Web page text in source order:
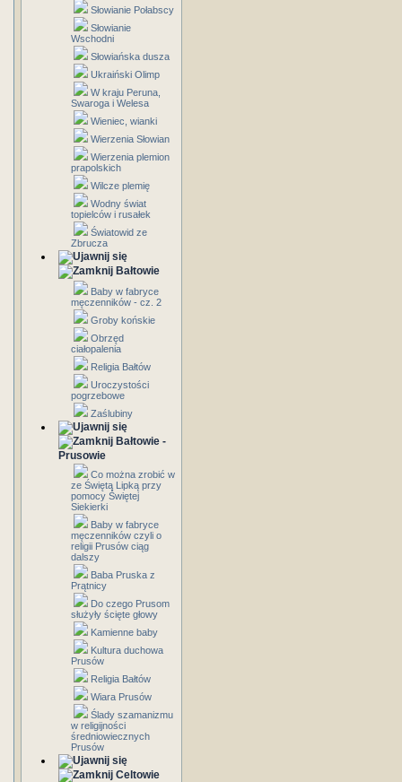
Słowianie Połabscy
Słowianie
Wschodni
Słowiańska dusza
Ukraiński Olimp
W kraju Peruna,
Swaroga i Welesa
Wieniec, wianki
Wierzenia Słowian
Wierzenia plemion
prapolskich
Wilcze plemię
Wodny świat
topielców i rusałek
Światowid ze
Zbrucza
Bałtowie
Baby w fabryce
męczenników - cz. 2
Groby końskie
Obrzęd
ciałopalenia
Religia Bałtów
Uroczystości
pogrzebowe
Zaślubiny
Bałtowie -
Prusowie
Co można zrobić w
ze Świętą Lipką przy
pomocy Świętej
Siekierki
Baby w fabryce
męczenników czyli o
religii Prusów ciąg
dalszy
Baba Pruska z
Prątnicy
Do czego Prusom
służyły ścięte głowy
Kamienne baby
Kultura duchowa
Prusów
Religia Bałtów
Wiara Prusów
Ślady szamanizmu
w religijności
średniowiecznych
Prusów
Celtowie